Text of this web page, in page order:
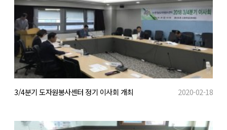
3/4분기 도자원봉사센터 정기 이사회 개최 2020-02-18